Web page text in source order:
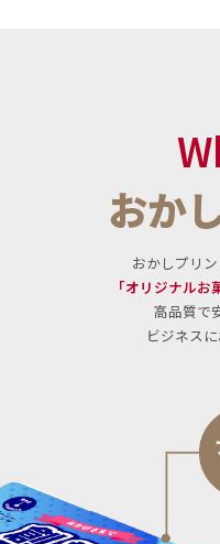
おか
おかしプリン
「オリジナルお
高品質で
ビジネス